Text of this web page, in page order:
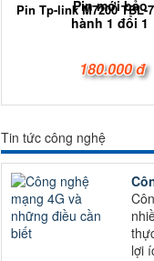
Pin Tp-link M7200 TBL-
180.000 đ
Tin tức công nghệ
lợi